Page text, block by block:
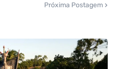
Próxima Postagem